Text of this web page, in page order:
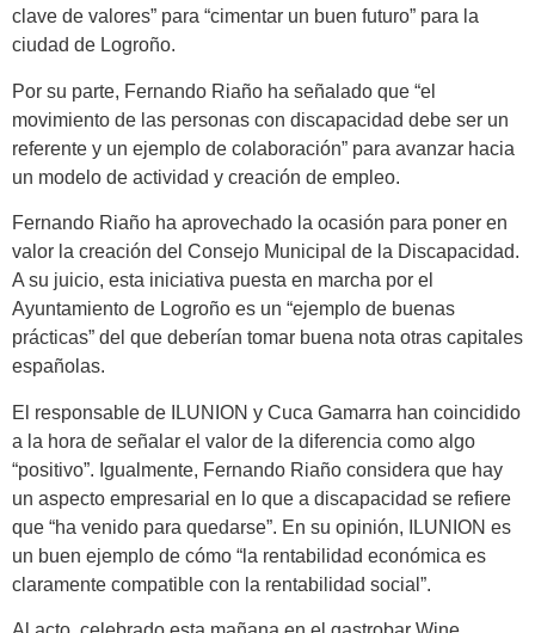
clave de valores” para “cimentar un buen futuro” para la
ciudad de Logroño.
Por su parte, Fernando Riaño ha señalado que “el
movimiento de las personas con discapacidad debe ser un
referente y un ejemplo de colaboración” para avanzar hacia
un modelo de actividad y creación de empleo.
Fernando Riaño ha aprovechado la ocasión para poner en
valor la creación del Consejo Municipal de la Discapacidad.
A su juicio, esta iniciativa puesta en marcha por el
Ayuntamiento de Logroño es un “ejemplo de buenas
prácticas” del que deberían tomar buena nota otras capitales
españolas.
El responsable de ILUNION y Cuca Gamarra han coincidido
a la hora de señalar el valor de la diferencia como algo
“positivo”. Igualmente, Fernando Riaño considera que hay
un aspecto empresarial en lo que a discapacidad se refiere
que “ha venido para quedarse”. En su opinión, ILUNION es
un buen ejemplo de cómo “la rentabilidad económica es
claramente compatible con la rentabilidad social”.